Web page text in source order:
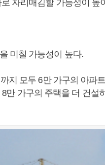
자리매김할 가능성이 높
미칠 가능성이 높다.
지 모두 6만 가구의 아파
만 가구의 주택을 더 건설